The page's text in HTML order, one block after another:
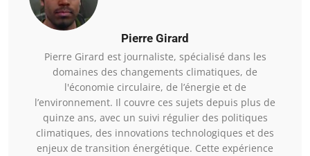
Pierre Girard
Pierre Girard est journaliste, spécialisé dans les
domaines des changements climatiques, de
l'économie circulaire, de l’énergie et de
l’environnement. Il couvre ces sujets depuis plus de
quinze ans, avec un suivi régulier des politiques
climatiques, des innovations technologiques et des
enjeux de transition énergétique. Cette expérience